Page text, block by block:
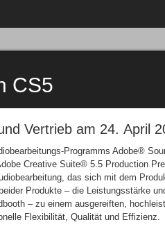
CS5
Vertrieb am 24. April
Programms Adobe®
Creative Suite® 5.5 Production
das sich mit dem
Produkte – die Leistungsstärke
– zu einem ausgereiften,
Flexibilität, Qualität und Effizienz.